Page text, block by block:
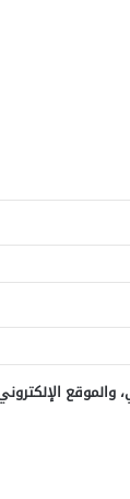
والموقع